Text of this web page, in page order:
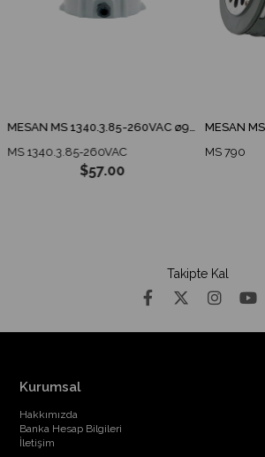
MESAN MS 1340.3.85-260VAC ø90 ENDÜSTRİYEL İKAZ LAMBA TABAN MONTAJ
MS 1340.3.85-260VAC
$57.00
MS 790
Takipte Kal
Kurumsal
Hakkımızda
Banka Hesap Bilgileri
İletişim